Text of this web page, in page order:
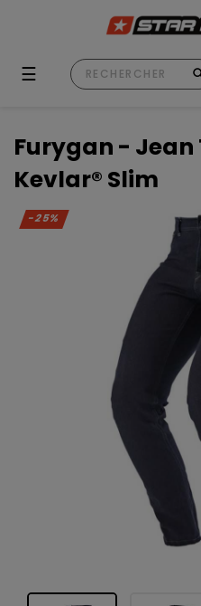
Basculer
☰
Furygan - Jean
Kevlar® Slim
-25%